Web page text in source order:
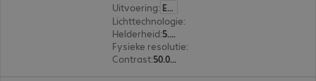
Uitvoering: Europa
Lichttechnologie:
Helderheid:
5.500 ANSI-lumen
Fysieke resolutie:
Contrast: 50.000:1